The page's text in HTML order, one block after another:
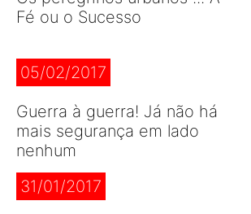
Fé ou o Sucesso
05/02/2017
Guerra à guerra! Já não há
mais segurança em lado
nenhum
31/01/2017